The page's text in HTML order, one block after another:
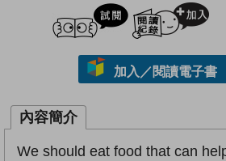
試閲
加入／閱讀電子書
內容簡介
We should eat food that can